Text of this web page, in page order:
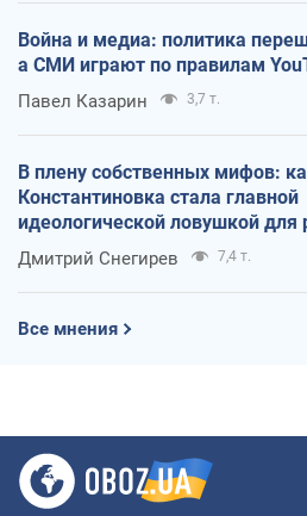
Война и медиа: политика
а СМИ играют по правилам
Павел Казарин 3,7 т.
В плену собственных мифов:
Константиновка стала главной
идеологической ловушкой для
оккупантов
Дмитрий Снегирев 7,4 т.
Все мнения